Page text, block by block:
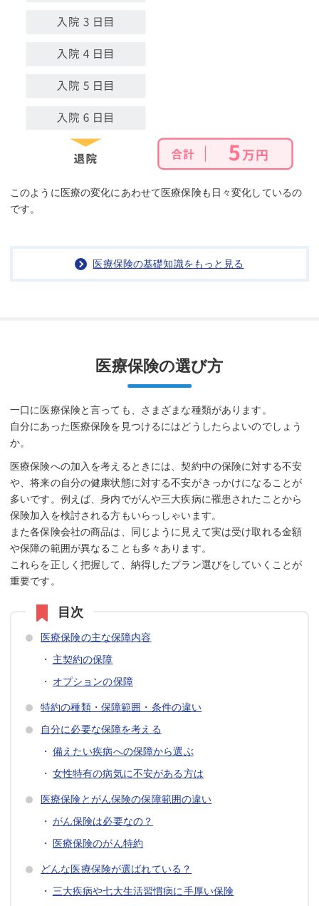
このように医療の変化にあわせて医療保険も日々変化しているの
です。
医療保険の基礎知識をもっと見る
医療保険の選び方
一口に医療保険と言っても、さまざまな種類があります。
自分にあった医療保険を見つけるにはどうしたらよいのでしょう
か。
医療保険への加入を考えるときには、契約中の保険に対する不安
や、将来の自分の健康状態に対する不安がきっかけになることが
多いです。例えば、身内でがんや三大疾病に罹患されたことから
保険加入を検討される方もいらっしゃいます。
また各保険会社の商品は、同じように見えて実は受け取れる金額
や保障の範囲が異なることも多々あります。
これらを正しく把握して、納得したプラン選びをしていくことが
重要です。
医療保険の主な保障内容
主契約の保障
オプションの保障
特約の種類・保障範囲・条件の違い
自分に必要な保障を考える
備えたい疾病への保障から選ぶ
女性特有の病気に不安がある方は
医療保険とがん保険の保障範囲の違い
がん保険は必要なの？
医療保険のがん特約
どんな医療保険が選ばれている？
三大疾病や七大生活習慣病に手厚い保険